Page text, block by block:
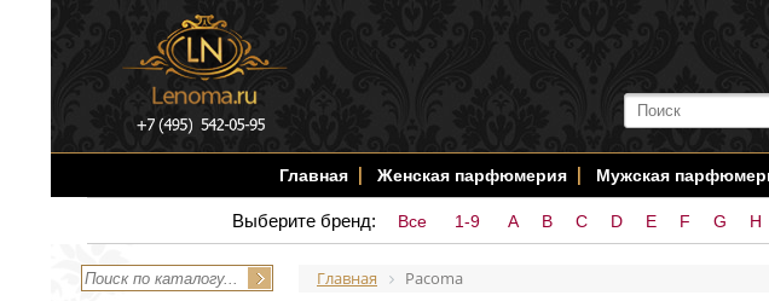
Главная Женская парфюмерия Мужская
Выберите бренд: Все 1-9 A B C D E F G H
Главная Pacoma